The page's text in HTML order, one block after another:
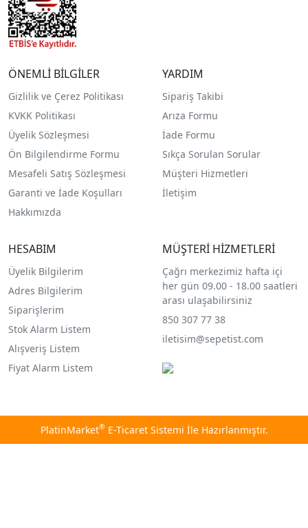
ÖNEMLİ BİLGİLER
Gizlilik ve Çerez Politikası
KVKK Politikası
Üyelik Sözleşmesi
Ön Bilgilendirme Formu
Mesafeli Satış Sözleşmesi
Garanti ve İade Koşulları
Hakkımızda
YARDIM
Sipariş Takibi
Arıza Formu
İade Formu
Sıkça Sorulan Sorular
Müşteri Hizmetleri
İletişim
HESABIM
Üyelik Bilgilerim
Adres Bilgilerim
Siparişlerim
Stok Alarm Listem
Alışveriş Listem
Fiyat Alarm Listem
MÜŞTERİ HİZMETLERİ
Çağrı merkezimiz hafta içi
her gün 09.00 - 18.00 saatleri
arası ulaşabilirsiniz
850 307 77 38
iletisim@sepetist.com
PlatinMarket®E-Ticaret Sistemi İle Hazırlanmıştır.